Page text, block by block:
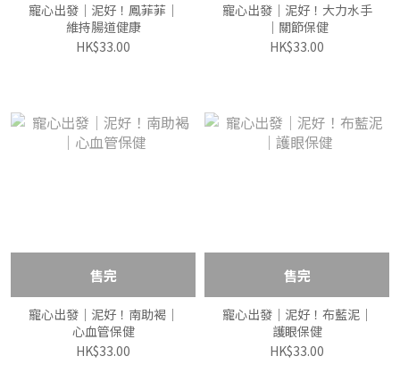
寵心出發｜泥好！鳳菲菲｜
維持腸道健康
HK$33.00
寵心出發｜泥好！大力水手
｜關節保健
HK$33.00
售完
寵心出發｜泥好！南助褐｜
心血管保健
HK$33.00
售完
寵心出發｜泥好！布藍泥｜
護眼保健
HK$33.00